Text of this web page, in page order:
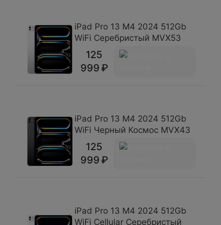
iPad Pro 13 М4 2024 512Gb
WiFi Серебристый MVX53
125
999
iPad Pro 13 М4 2024 512Gb
WiFi Черный Космос MVX43
125
999
iPad Pro 13 М4 2024 512Gb
WiFi Cellular Серебристый